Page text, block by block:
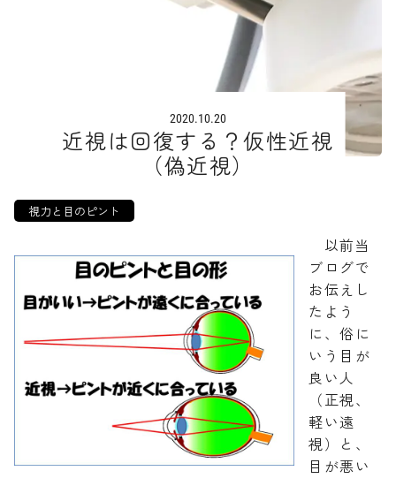
2020.10.20
近視は回復する？仮性近視
（偽近視）
視力と目のピント
以前当
ブログで
お伝えし
たよう
に、俗に
いう目が
良い人
（正視、
軽い遠
視）と、
目が悪い